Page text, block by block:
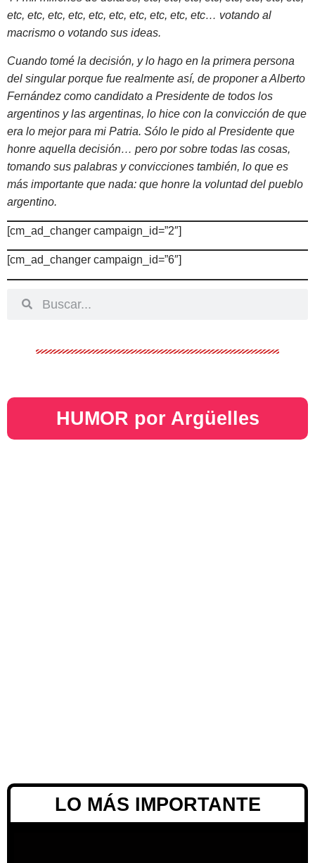
etc, etc, etc, etc, etc, etc, etc, etc, etc, etc… votando al
macrismo o votando sus ideas.
Cuando tomé la decisión, y lo hago en la primera persona
del singular porque fue realmente así, de proponer a Alberto
Fernández como candidato a Presidente de todos los
argentinos y las argentinas, lo hice con la convicción de que
era lo mejor para mi Patria. Sólo le pido al Presidente que
honre aquella decisión… pero por sobre todas las cosas,
tomando sus palabras y convicciones también, lo que es
más importante que nada: que honre la voluntad del pueblo
argentino.
[cm_ad_changer campaign_id=”2″]
[cm_ad_changer campaign_id=”6″]
HUMOR por Argüelles​
LO MÁS IMPORTANTE